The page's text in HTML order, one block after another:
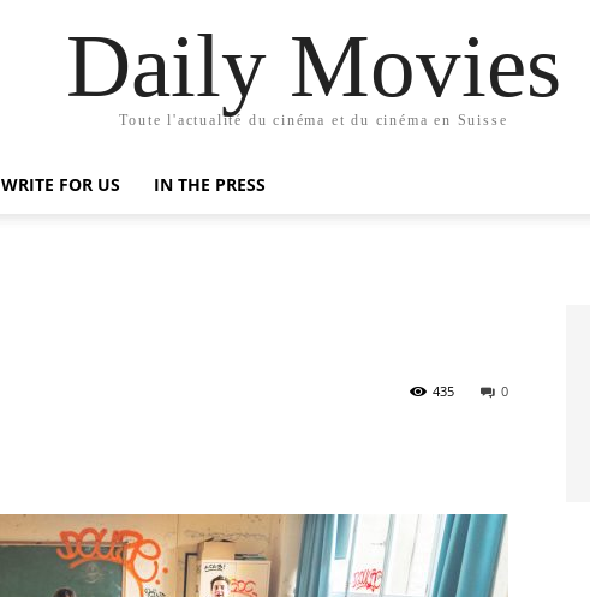
Daily Movies
Toute l'actualité du cinéma et du cinéma en Suisse
WRITE FOR US IN THE PRESS
0
435